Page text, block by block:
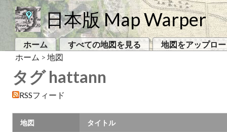
日本版 Map Warper
ホーム すべての地図を見る
地図をアップロ
ホーム > 地図
タグ hattann
RSSフィード
地図 タイトル